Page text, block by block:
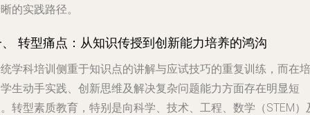
的实践路径。
转型痛点：从知识传授到创新能力培养的鸿沟
学科培训侧重于知识点的讲解与应试技巧的重复训练，而在培
生动手实践、创新思维及解决复杂问题能力方面存在明显短
转型素质教育，特别是向科学、技术、工程、数学（STEM）